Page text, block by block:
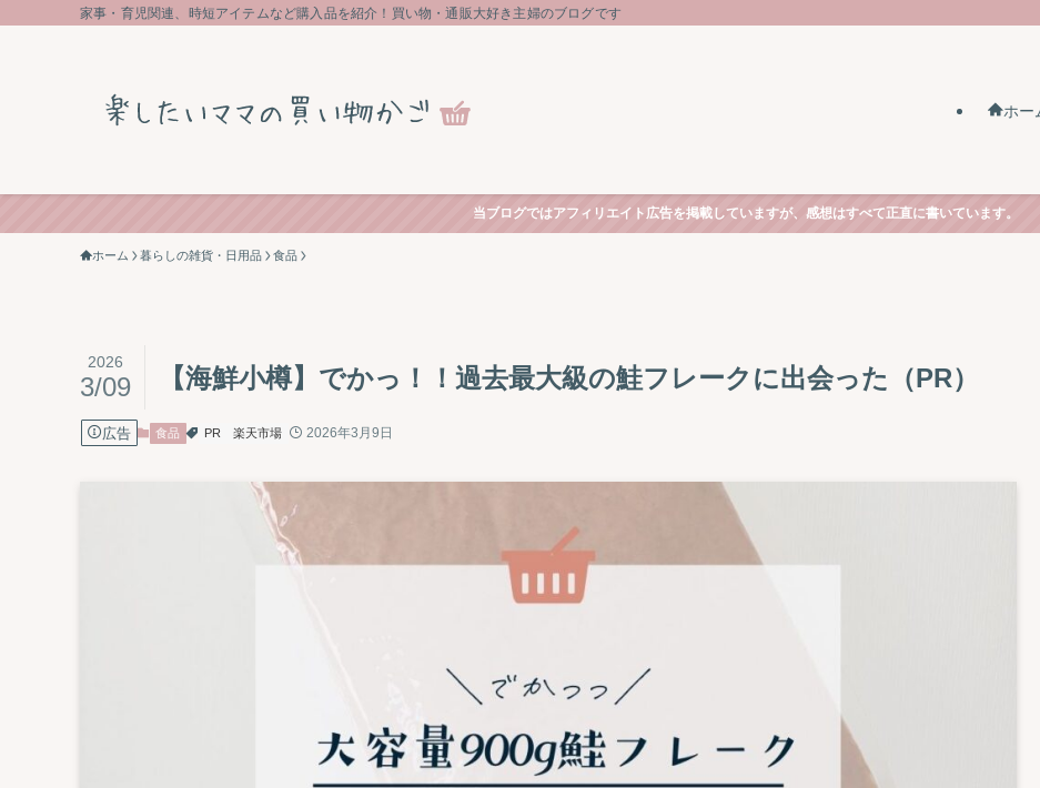
家事・育児関連、時短アイテムなど購入品を紹介！買い物・通販大好き主婦のブログです
ホー
当ブログではアフィリエイト広告を掲載していますが、感想はすべて正直に書いています。
ホーム 暮らしの雑貨・日用品 食品
【海鮮小樽】でかっ！！過去最大級の鮭フレークに出会った（PR）
2026
3/09
広告 食品 PR 楽天市場 2026年3月9日